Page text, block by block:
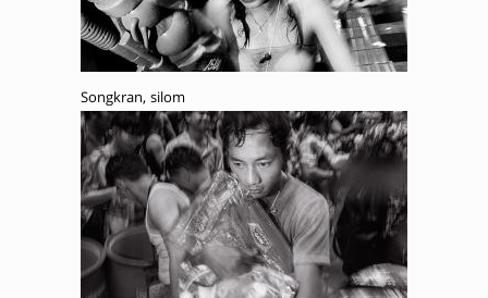
Songkran, silom